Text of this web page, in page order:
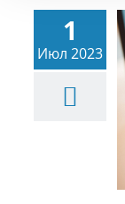
1
Июл 2023
и очно-